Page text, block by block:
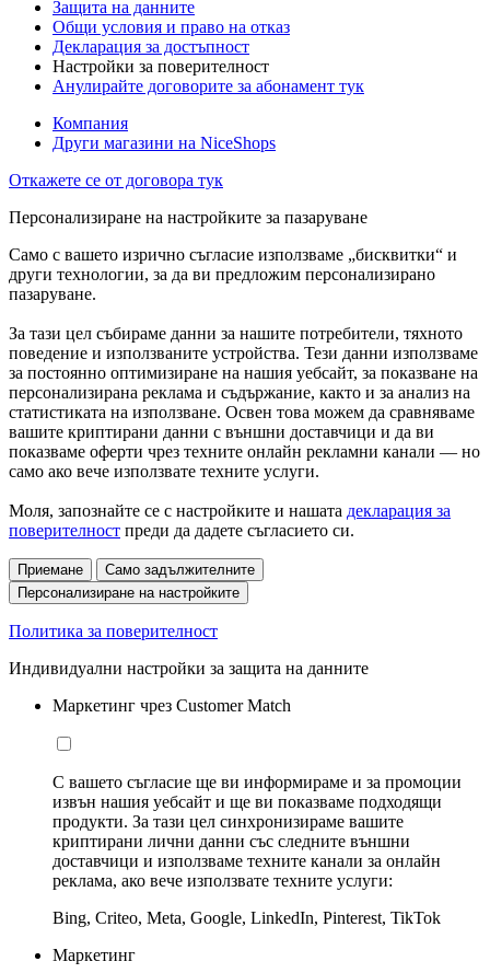
Защита на данните
Общи условия и право на отказ
Декларация за достъпност
Настройки за поверителност
Анулирайте договорите за абонамент тук
Компания
Други магазини на NiceShops
Откажете се от договора тук
Персонализиране на настройките за пазаруване
Само с вашето изрично съгласие използваме „бисквитки“ и
други технологии, за да ви предложим персонализирано
пазаруване.
За тази цел събираме данни за нашите потребители, тяхното
поведение и използваните устройства. Тези данни използваме
за постоянно оптимизиране на нашия уебсайт, за показване на
персонализирана реклама и съдържание, както и за анализ на
статистиката на използване. Освен това можем да сравняваме
вашите криптирани данни с външни доставчици и да ви
показваме оферти чрез техните онлайн рекламни канали — но
само ако вече използвате техните услуги.
Моля, запознайте се с настройките и нашата декларация за
поверителност преди да дадете съгласието си.
Приемане
Само задължителните
Персонализиране на настройките
Политика за поверителност
Индивидуални настройки за защита на данните
Маркетинг чрез Customer Match
С вашето съгласие ще ви информираме и за промоции
извън нашия уебсайт и ще ви показваме подходящи
продукти. За тази цел синхронизираме вашите
криптирани лични данни със следните външни
доставчици и използваме техните канали за онлайн
реклама, ако вече използвате техните услуги:
Bing, Criteo, Meta, Google, LinkedIn, Pinterest, TikTok
Маркетинг